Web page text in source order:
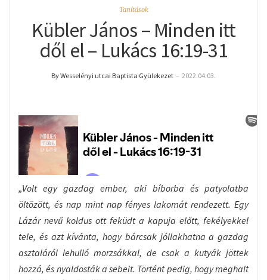
Tanítások
Kübler János – Minden itt
dől el – Lukács 16:19-31
By Wesselényi utcai Baptista Gyülekezet – 2022.04.03.
„Volt egy gazdag ember, aki bíborba és patyolatba
öltözött, és nap mint nap fényes lakomát rendezett. Egy
Lázár nevű koldus ott feküdt a kapuja előtt, fekélyekkel
tele, és azt kívánta, hogy bárcsak jóllakhatna a gazdag
asztaláról lehulló morzsákkal, de csak a kutyák jöttek
hozzá, és nyaldosták a sebeit. Történt pedig, hogy meghalt